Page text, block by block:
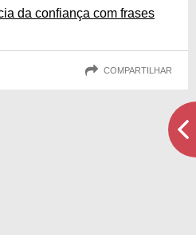
da confiança com frases
COMPARTILHAR